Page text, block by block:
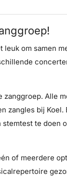
leuk om samen
Alle
zangles bij Koel.
te doen
of meerdere